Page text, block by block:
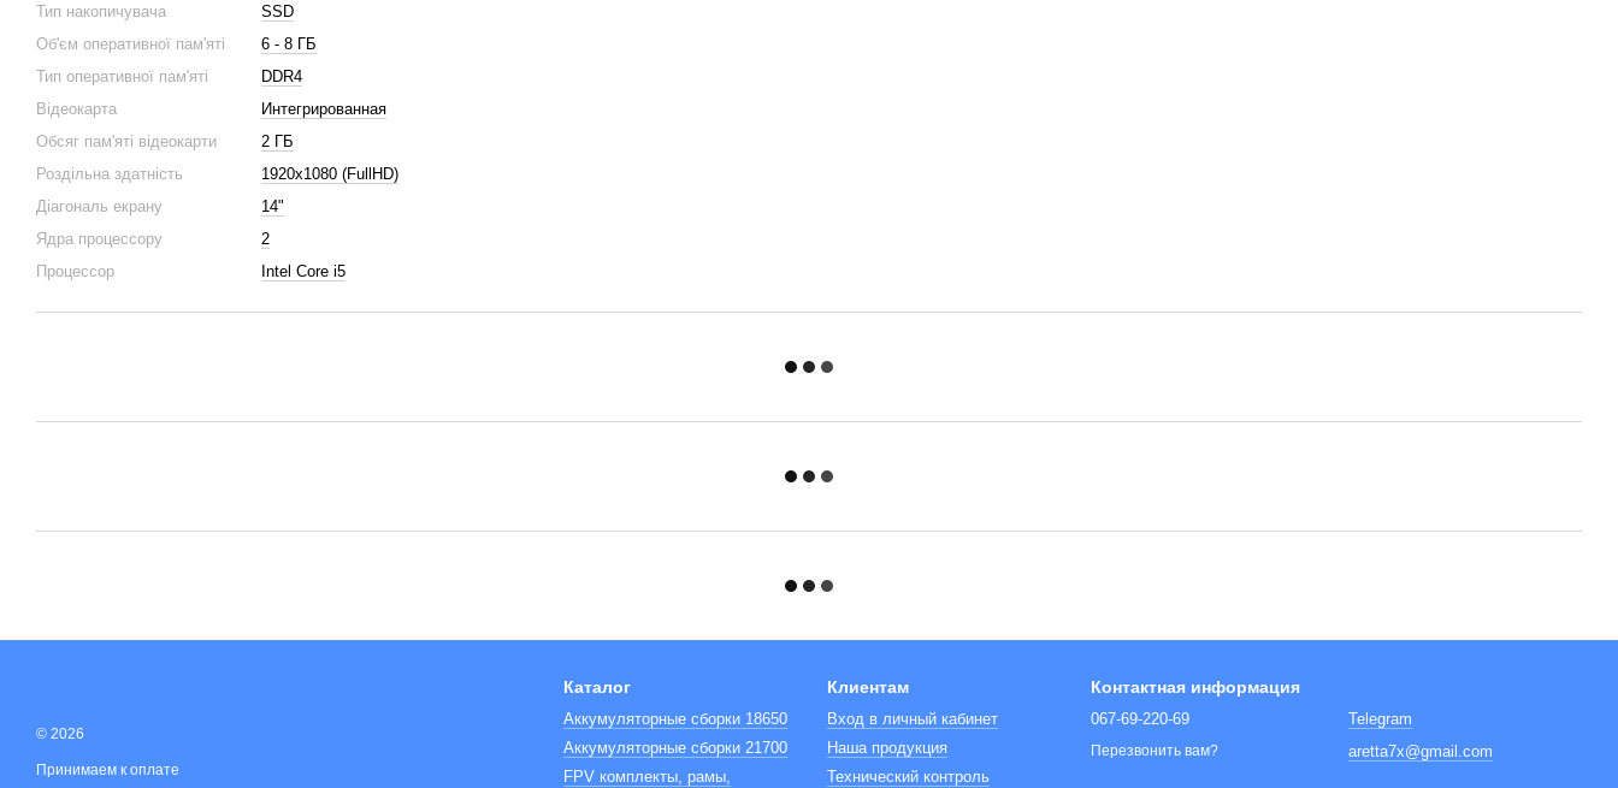
Тип накопичувача
SSD
Об'єм оперативної пам'яті
6 - 8 ГБ
Тип оперативної пам'яті
DDR4
Відеокарта
Интегрированная
Обсяг пам'яті відеокарти
2 ГБ
Роздільна здатність
1920x1080 (FullHD)
Діагональ екрану
14"
Ядра процессору
2
Процессор
Intel Core i5
© 2026
Принимаем к оплате
Каталог
Аккумуляторные сборки 18650
Аккумуляторные сборки 21700
FPV комплекты, рамы,
Клиентам
Вход в личный кабинет
Наша продукция
Технический контроль
Контактная информация
067-69-220-69
Перезвонить вам?
Telegram
aretta7x@gmail.com